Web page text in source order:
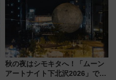
通り」も一新
秋の夜はシモキタへ！「ムーン
アートナイト下北沢2026」でイ